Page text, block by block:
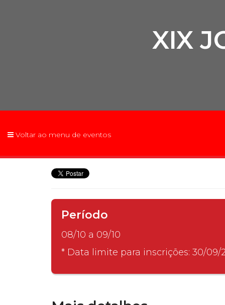
Curta Duração
2ª Graduação
Transferência
Reingresso
XIX
Voltar ao menu de eventos
Período
08/10 a 09/10
* Data limite para inscrições: 30/09/